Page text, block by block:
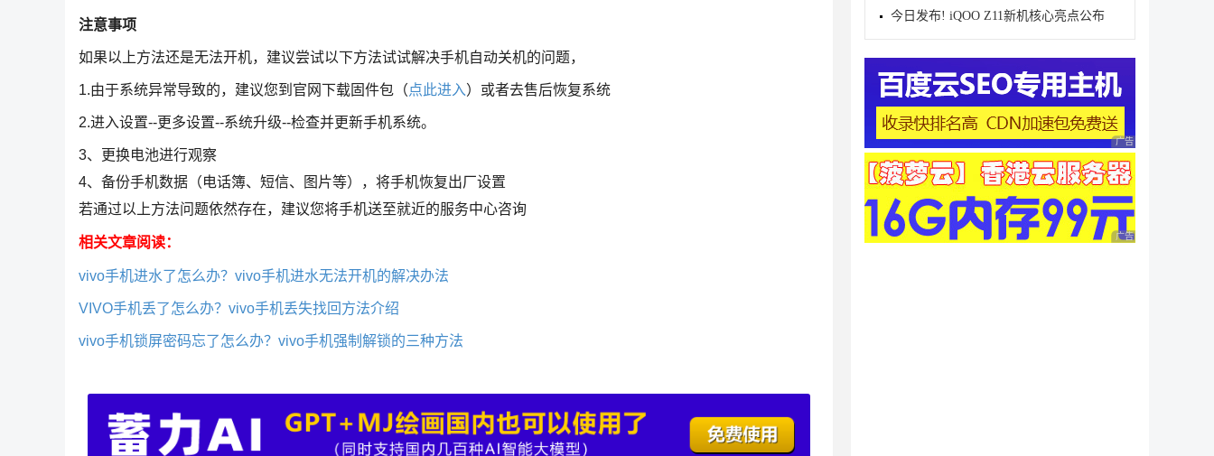
注意事项
如果以上方法还是无法开机，建议尝试以下方法试试解决手机自动关机的问题，
1.由于系统异常导致的，建议您到官网下载固件包（点此进入）或者去售后恢复系统
2.进入设置--更多设置--系统升级--检查并更新手机系统。
3、更换电池进行观察
4、备份手机数据（电话簿、短信、图片等），将手机恢复出厂设置
若通过以上方法问题依然存在，建议您将手机送至就近的服务中心咨询
相关文章阅读：
vivo手机进水了怎么办？vivo手机进水无法开机的解决办法
VIVO手机丢了怎么办？vivo手机丢失找回方法介绍
vivo手机锁屏密码忘了怎么办？vivo手机强制解锁的三种方法
今日发布! iQOO Z11新机核心亮点公布
广告 商业广告，理性
广告 商业广告，理性